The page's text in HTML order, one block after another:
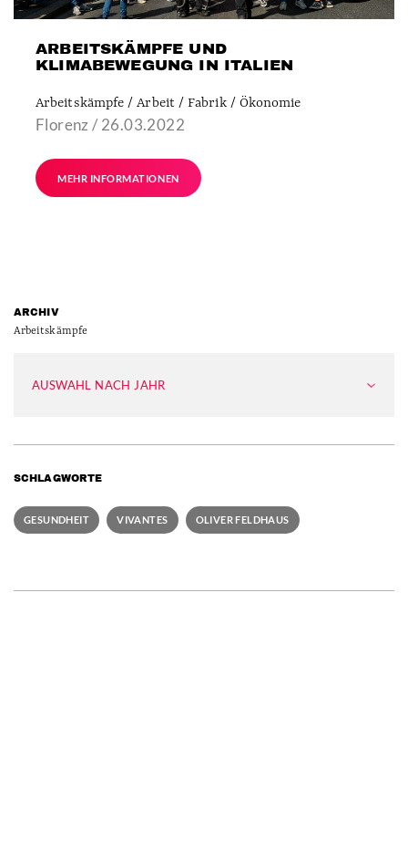
ARBEITSKÄMPFE UND
KLIMABEWEGUNG IN ITALIEN
Arbeitskämpfe / Arbeit / Fabrik / Ökonomie
Florenz / 26.03.2022
MEHR INFORMATIONEN
ARCHIV
Arbeitskämpfe
AUSWAHL NACH JAHR
SCHLAGWORTE
GESUNDHEIT VIVANTES OLIVER FELDHAUS